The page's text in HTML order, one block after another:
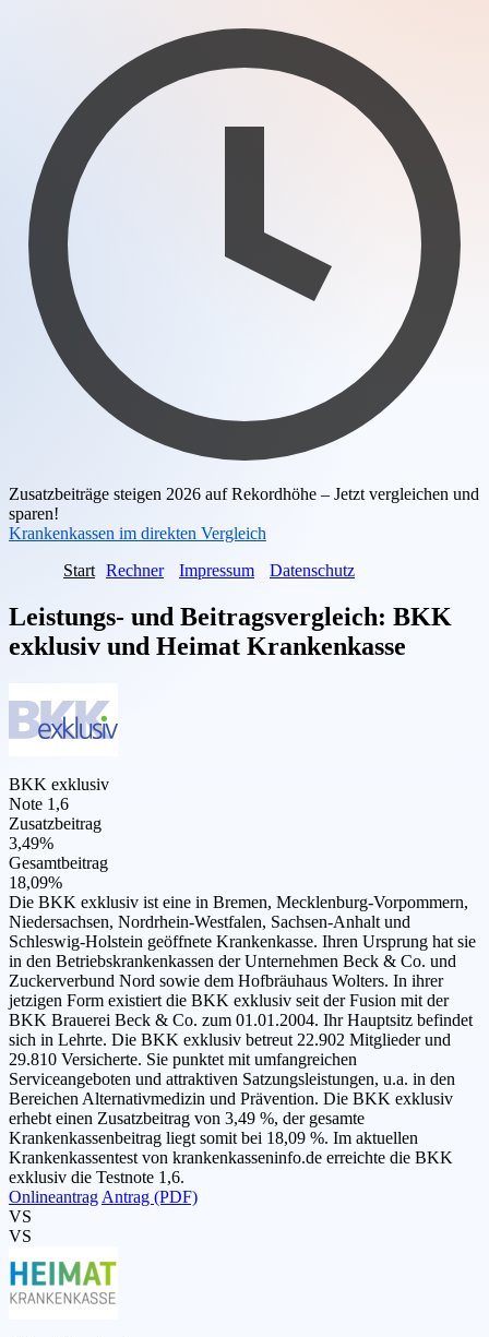
Zusatzbeiträge steigen 2026 auf Rekordhöhe – Jetzt vergleichen und
sparen!
Krankenkassen im direkten Vergleich
Start Rechner Impressum Datenschutz
Leistungs- und Beitragsvergleich: BKK
exklusiv und Heimat Krankenkasse
BKK exklusiv
Note 1,6
Zusatzbeitrag
3,49%
Gesamtbeitrag
18,09%
Die BKK exklusiv ist eine in Bremen, Mecklenburg-Vorpommern,
Niedersachsen, Nordrhein-Westfalen, Sachsen-Anhalt und
Schleswig-Holstein geöffnete Krankenkasse. Ihren Ursprung hat sie
in den Betriebskrankenkassen der Unternehmen Beck & Co. und
Zuckerverbund Nord sowie dem Hofbräuhaus Wolters. In ihrer
jetzigen Form existiert die BKK exklusiv seit der Fusion mit der
BKK Brauerei Beck & Co. zum 01.01.2004. Ihr Hauptsitz befindet
sich in Lehrte. Die BKK exklusiv betreut 22.902 Mitglieder und
29.810 Versicherte. Sie punktet mit umfangreichen
Serviceangeboten und attraktiven Satzungsleistungen, u.a. in den
Bereichen Alternativmedizin und Prävention. Die BKK exklusiv
erhebt einen Zusatzbeitrag von 3,49 %, der gesamte
Krankenkassenbeitrag liegt somit bei 18,09 %. Im aktuellen
Krankenkassentest von krankenkasseninfo.de erreichte die BKK
exklusiv die Testnote 1,6.
Onlineantrag Antrag (PDF)
VS
VS